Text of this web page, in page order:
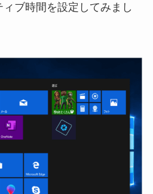
ブ時間を設定してみまし